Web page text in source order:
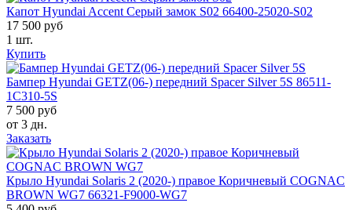
Капот Hyundai Accent Серый замок S02 66400-25020-S02
17 500 руб
1 шт.
Купить
Бампер Hyundai GETZ(06-) передний Spacer Silver 5S 86511-
1C310-5S
7 500 руб
от 3 дн.
Заказать
Крыло Hyundai Solaris 2 (2020-) правое Коричневый COGNAC
BROWN WG7 66321-F9000-WG7